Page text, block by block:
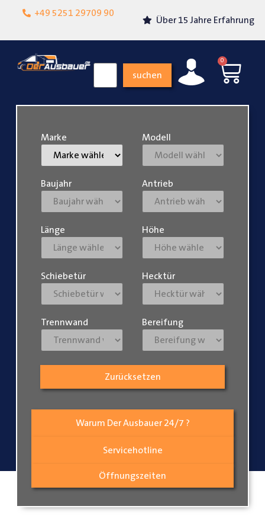
+49 5251 29709 90
Lokalgeschäft in
Über 15 Jahre Erfahrung
suchen
0
Warum Der Ausbauer 24/7 ?
Servicehotline
Öffnungszeiten
Marke Modell
Baujahr Antrieb
Länge Höhe
Schiebetür Hecktür
Trennwand Bereifung
Zurücksetzen